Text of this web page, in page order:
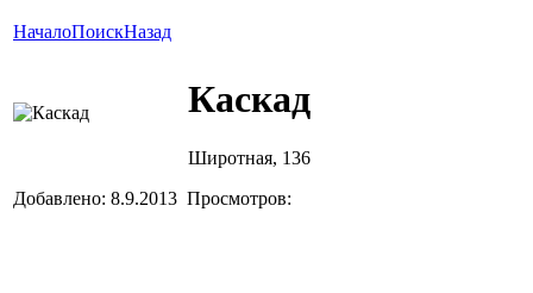
НачалоПоискНазад
Каскад
Широтная, 136
Добавлено: 8.9.2013 Просмотров: